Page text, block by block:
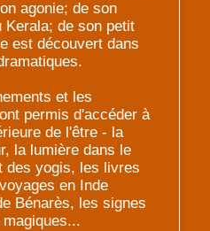
agonie; de son
Kerala; de son petit
est découvert dans
et les
permis d'accéder à
de l'être - la
la lumière dans le
des yogis, les livres
en Inde
Bénarès, les signes